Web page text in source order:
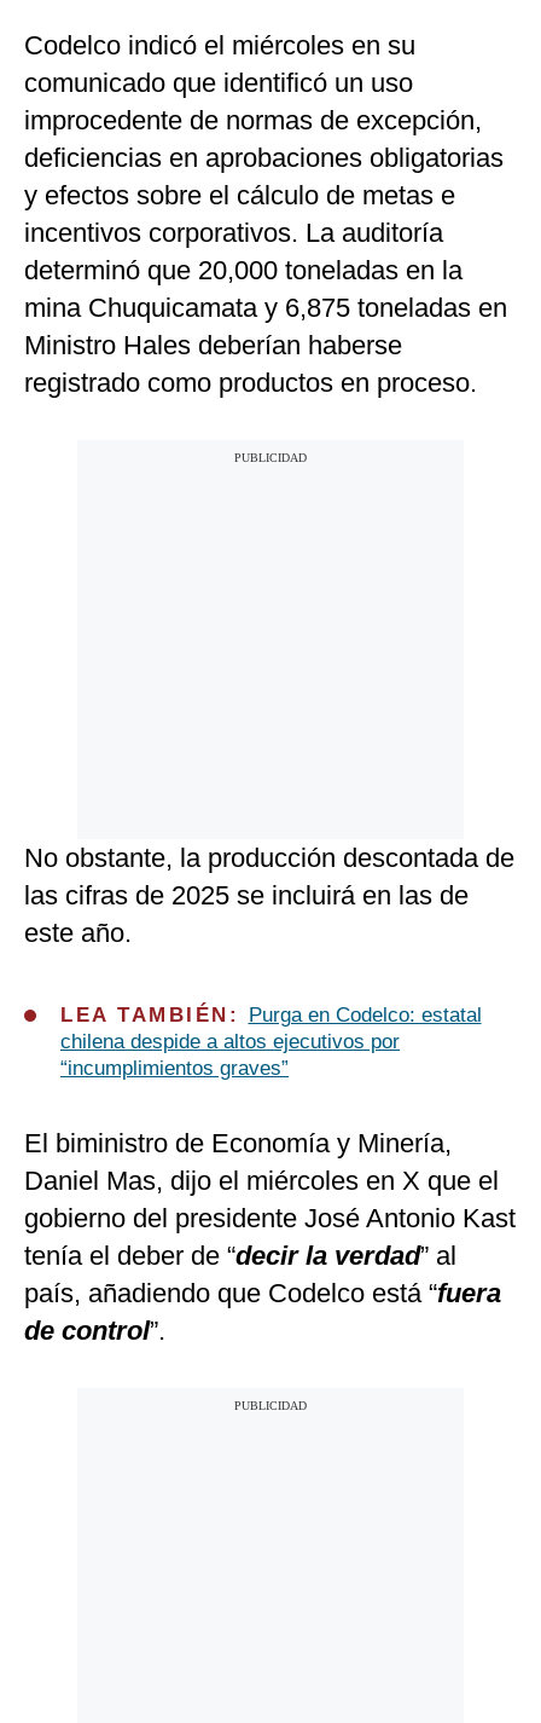
Codelco indicó el miércoles en su
comunicado que identificó un uso
improcedente de normas de excepción,
deficiencias en aprobaciones obligatorias
y efectos sobre el cálculo de metas e
incentivos corporativos. La auditoría
determinó que 20,000 toneladas en la
mina Chuquicamata y 6,875 toneladas en
Ministro Hales deberían haberse
registrado como productos en proceso.
No obstante, la producción descontada de
las cifras de 2025 se incluirá en las de
este año.
LEA TAMBIÉN:
Purga en Codelco: estatal
chilena despide a altos ejecutivos por
“incumplimientos graves”
El biministro de Economía y Minería,
Daniel Mas, dijo el miércoles en X que el
gobierno del presidente José Antonio Kast
tenía el deber de “decir la verdad” al
país, añadiendo que Codelco está “fuera
de control”.